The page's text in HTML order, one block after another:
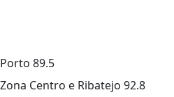
Porto 89.5
Zona Centro e Ribatejo 92.8